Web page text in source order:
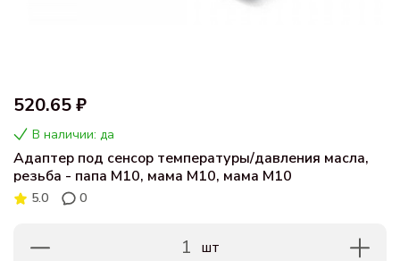
520.65 ₽
В наличии: да
Адаптер под сенсор температуры/давления масла,
резьба - папа M10, мама M10, мама M10
5.0 0
1 шт